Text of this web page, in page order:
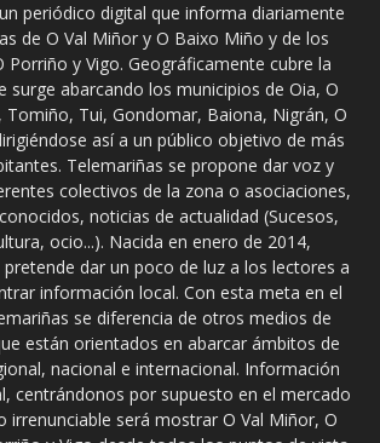
periódico digital que informa diariamente
de O Val Miñor y O Baixo Miño y de los
Porriño y Vigo. Geográficamente cubre la
surge abarcando los municipios de Oia, O
Tomiño, Tui, Gondomar, Baiona, Nigrán, O
así a un público objetivo de más
Telemariñas se propone dar voz y
colectivos de la zona o asociaciones,
noticias de actualidad (Sucesos,
ocio...). Nacida en enero de 2014,
dar un poco de luz a los lectores a
información local. Con esta meta en el
se diferencia de otros medios de
están orientados en abarcar ámbitos de
nacional e internacional. Información
centrándonos por supuesto en el mercado
irrenunciable será mostrar O Val Miñor, O